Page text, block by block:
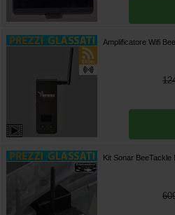
Amplificatore Wifi
Kit Sonar BeeTackle